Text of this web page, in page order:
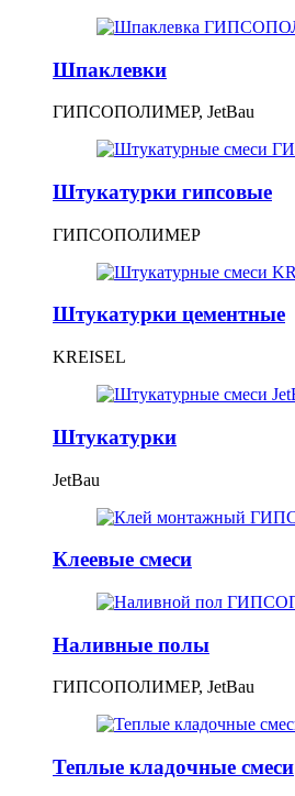
Шпаклевки
ГИПСОПОЛИМЕР, JetBau
Штукатурки гипсовые
ГИПСОПОЛИМЕР
Штукатурки цементные
KREISEL
Штукатурки
JetBau
Клеевые смеси
Наливные полы
ГИПСОПОЛИМЕР, JetBau
Теплые кладочные смеси